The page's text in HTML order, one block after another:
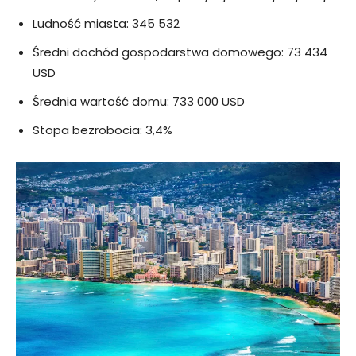
Ludność miasta: 345 532
Średni dochód gospodarstwa domowego: 73 434
USD
Średnia wartość domu: 733 000 USD
Stopa bezrobocia: 3,4%